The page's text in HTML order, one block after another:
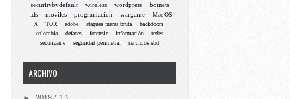
securitybydefault
wireless wordpress
botnets
ids
moviles programación wargame
Mac OS
X
TOR adobe ataques fuerza bruta
backdoors
colombia
defaces forensic información
redes
securizame
seguridad perimetral servicios sbd
ARCHIVO